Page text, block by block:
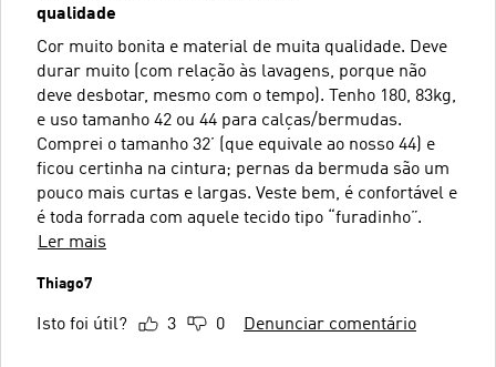
qualidade
Cor muito bonita e material de muita qualidade. Deve
durar muito (com relação às lavagens, porque não
deve desbotar, mesmo com o tempo). Tenho 180, 83kg,
e uso tamanho 42 ou 44 para calças/bermudas.
Comprei o tamanho 32’ (que equivale ao nosso 44) e
ficou certinha na cintura; pernas da bermuda são um
pouco mais curtas e largas. Veste bem, é confortável e
é toda forrada com aquele tecido tipo “furadinho”.
Ler mais
Thiago7
Isto foi útil? 3 0 Denunciar comentário